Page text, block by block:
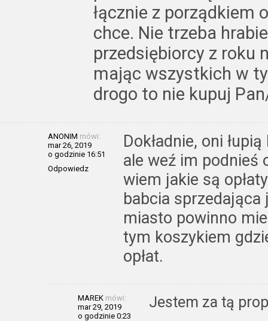
łącznie z porządkiem
chce. Nie trzeba
przedsiębiorcy z roku
mając wszystkich w
drogo to nie kupuj
ANONIM mówi:
mar 26, 2019
o godzinie 16:51
Odpowiedz
Dokładnie, oni
ale weź im podnieś
wiem jakie są
babcia sprzedająca
miasto powinno
tym koszykiem
opłat.
MAREK mówi:
mar 29, 2019
o godzinie 0:23
Jestem za tą